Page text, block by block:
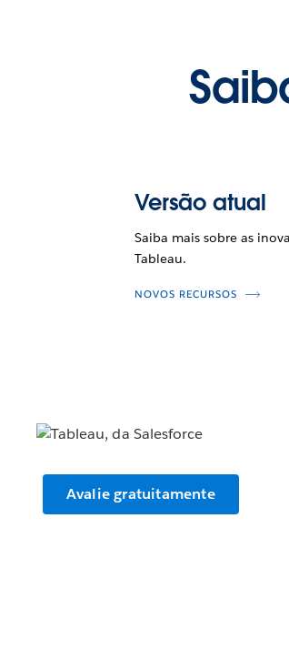
Versão atual
Saiba mais sobre as
Tableau.
NOVOS RECURSOS
Avalie gratuitamente